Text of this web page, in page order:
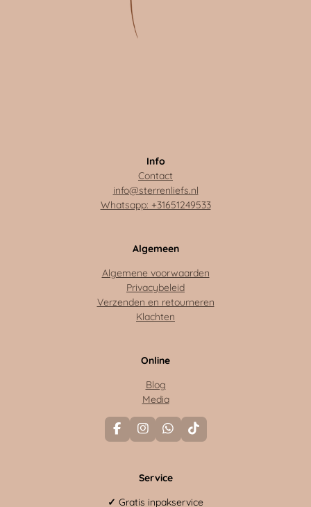
Info
Contact
info@sterrenliefs.nl
Whatsapp: +31651249533
Algemeen
Algemene voorwaarden
Privacybeleid
Verzenden en retourneren
Klachten
Online
Blog
Media
F
a
o
I
n
a
r
W
h
s
p
T
i
Service
✓ Gratis inpakservice